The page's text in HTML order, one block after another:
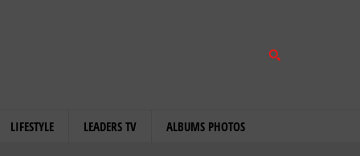
LIFESTYLE LEADERS TV ALBUMS PHOTOS